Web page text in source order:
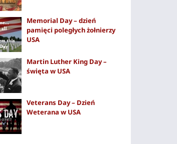
Memorial Day – dzień
pamięci poległych żołnierzy
USA
Martin Luther King Day –
święta w USA
Veterans Day – Dzień
Weterana w USA